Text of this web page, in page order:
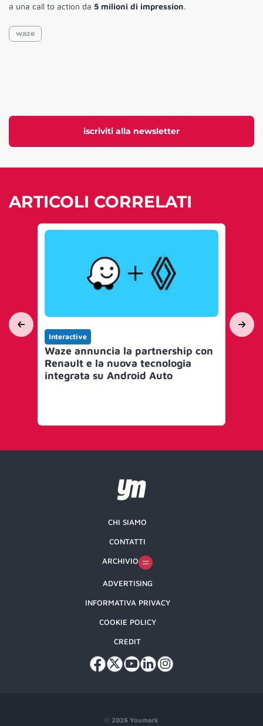
iscriviti alla newsletter
a una call to action da 5 milioni di impression.
waze
ARTICOLI CORRELATI
Interactive
Waze annuncia la partnership con
Renault e la nuova tecnologia
integrata su Android Auto
© 2026 Youmark
CHI SIAMO
CONTATTI
ARCHIVIO
ADVERTISING
INFORMATIVA PRIVACY
COOKIE POLICY
CREDIT